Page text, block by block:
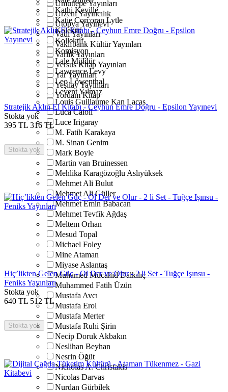
Umuttepe Yayınları
Urzeni Yayıncılık
Ütopya Yayınevi
Vadi Yayınları
Vakıfbank Kültür Yayınları
Varlık Yayınları
Versus Kitap Yayınları
Yar Yayınları
Yeşilay Yayınları
Yordam Kitap
Kathi Keville
Katie Corcoran Lytle
Kolektif
Kollektif
Komisyon
Lale Müldür
Lawrence Levy
Leo Löwenthal
Levent Yılmaz
Louis Guillaume Kan Lacas
Luca Caioli
Luce Irigaray
M. Fatih Karakaya
M. Sinan Genim
Mark Boyle
Martin van Bruinessen
Mehlika Karagözoğlu Aslıyüksek
Mehmet Ali Bulut
Mehmet Ali Güller
Mehmet Emin Babacan
Mehmet Tevfik Ağdaş
Meltem Orhan
Mesud Topal
Michael Foley
Mine Ataman
Miyase Aslantaş
Muhamed Mücahid Dalkılıç
Muhammed Fatih Üzün
Mustafa Avcı
Mustafa Erol
Mustafa Merter
Mustafa Ruhi Şirin
Necip Doruk Akbakın
Neslihan Beyhan
Nesrin Öğüt
Nicholas A. Christakis
Nicolas Darvas
Nurdan Gürbilek
Stratejik Aklın El Kitabı - Ceyhun Emre Doğru - Epsilon Yayınevi
Stokta yok
395 TL 316 TL
Stokta yok
Hiç’likten Gelen Güç - Ol Der ve Olur - 2 li Set - Tuğçe Işınsu -
Feniks Yayınları
Stokta yok
640 TL 512 TL
Stokta yok